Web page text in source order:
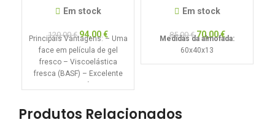
Em stock
120,00€ 94,00€
Principais Vantagens: – Uma
face em película de gel
fresco – Viscoelástica
fresca (BASF) – Excelente
Em stock
85,00€ 70,00€
Medidas da almofada:
60x40x13
Produtos Relacionados